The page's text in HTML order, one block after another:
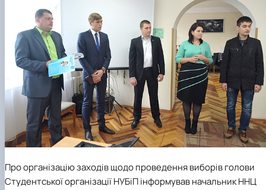
Про організацію заходів щодо проведення виборів голови
Студентської організації НУБіП інформував начальник ННЦ